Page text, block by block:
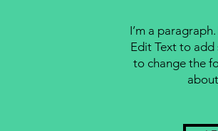
I’m a
Edit Text to
to change the